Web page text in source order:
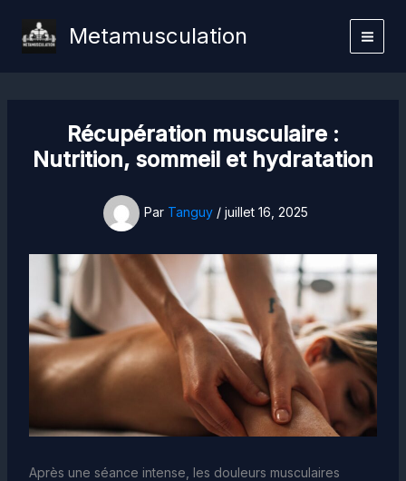
contenu
Metamusculation
Récupération musculaire :
Nutrition, sommeil et hydratation
Par Tanguy / juillet 16, 2025
Après une séance intense, les douleurs musculaires